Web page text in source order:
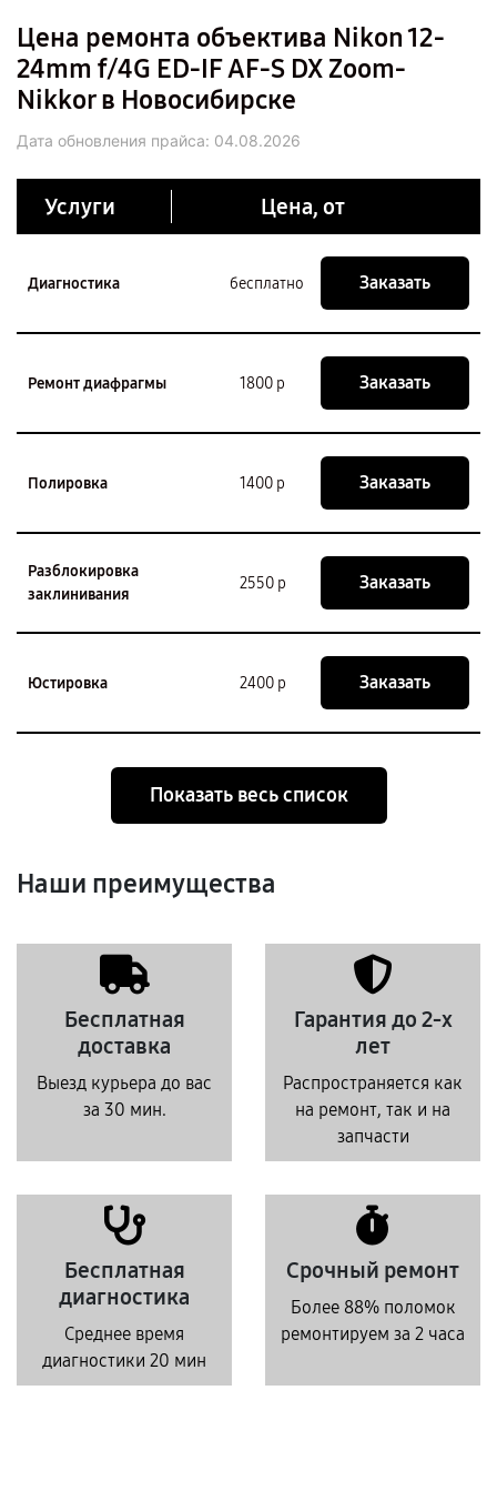
Цена ремонта объектива Nikon 12-
24mm f/4G ED-IF AF-S DX Zoom-
Nikkor в Новосибирске
Дата обновления прайса: 04.08.2026
Услуги Цена, от
Диагностика бесплатно Заказать
Ремонт диафрагмы 1800 р Заказать
Полировка 1400 р Заказать
Разблокировка
заклинивания
2550 р Заказать
Юстировка 2400 р Заказать
Показать весь список
Наши преимущества
Бесплатная
доставка
Выезд курьера до вас
за 30 мин.
Гарантия до 2-х
лет
Распространяется как
на ремонт, так и на
запчасти
Бесплатная
диагностика
Среднее время
диагностики 20 мин
Срочный ремонт
Более 88% поломок
ремонтируем за 2 часа